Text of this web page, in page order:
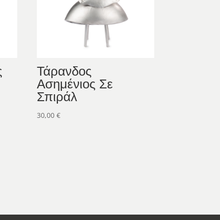
Τάρανδος
Ασημένιος Σε
Σπιράλ
30,00€